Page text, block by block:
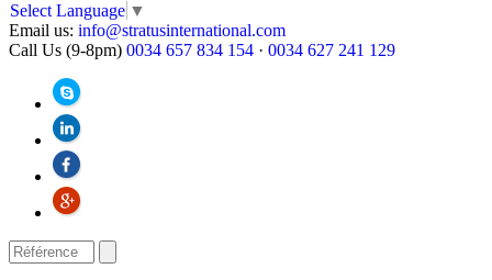
Select Language ▼
Email us: info@stratusinternational.com
Call Us (9-8pm) 0034 657 834 154 · 0034 627 241 129